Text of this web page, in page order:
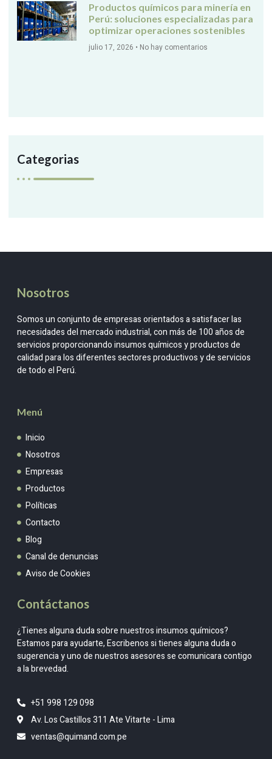
Productos químicos para minería en
Perú: soluciones especializadas para
optimizar operaciones sostenibles
julio 17, 2026 No hay comentarios
Categorias
Nosotros
Somos un conjunto de empresas orientados a satisfacer las
necesidades del mercado industrial, con más de 100 años de
servicios proporcionando insumos químicos y productos de
calidad para los diferentes sectores productivos y de servicios
de todo el Perú.
Menú
Inicio
Nosotros
Empresas
Productos
Políticas
Contacto
Blog
Canal de denuncias
Aviso de Cookies
Contáctanos
¿Tienes alguna duda sobre nuestros insumos químicos?
Estamos para ayudarte, Escribenos si tienes alguna duda o
sugerencia y uno de nuestros asesores se comunicara contigo
a la brevedad.
+51 998 129 098
Av. Los Castillos 311 Ate Vitarte - Lima
ventas@quimand.com.pe